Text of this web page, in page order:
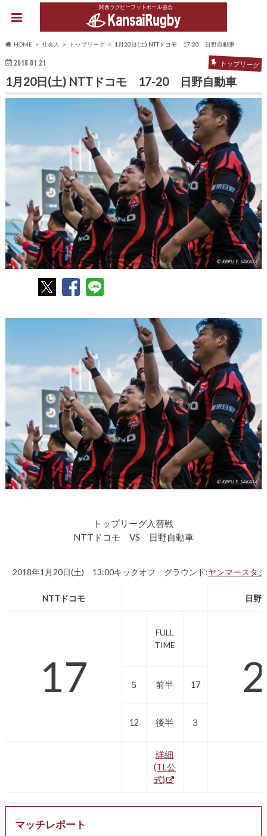
関西ラグビーフットボール協会
HOME 社会人 トップリーグ 1月20日(土) NTTドコモ 17-20 日野自動車
2018.01.21 トップリーグ
1月20日(土) NTTドコモ 17-20 日野自動車
トップリーグ入替戦
NTTドコモ VS 日野自動車
2018年1月20日(土) 13:00キックオフ グラウンド:ヤンマースタ
NTTドコモ 日野
17
FULL
TIME
５ 前半 17
12 後半 ３
詳細
(TL公
式)
マッチレポート